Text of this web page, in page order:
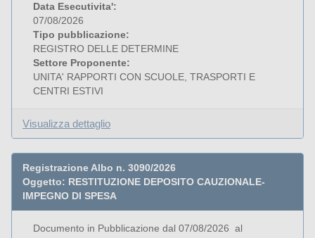
Data Esecutivita':
07/08/2026
Tipo pubblicazione:
REGISTRO DELLE DETERMINE
Settore Proponente:
UNITA' RAPPORTI CON SCUOLE, TRASPORTI E
CENTRI ESTIVI
Visualizza dettaglio
Registrazione Albo n. 3090/2026
Oggetto: RESTITUZIONE DEPOSITO CAUZIONALE-
IMPEGNO DI SPESA
Documento in Pubblicazione dal 07/08/2026 al